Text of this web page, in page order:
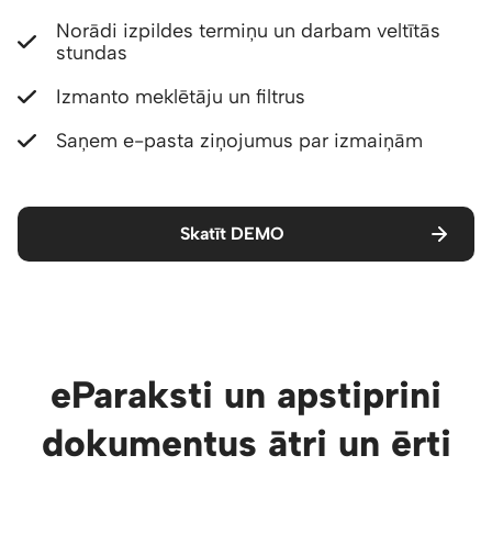
Norādi izpildes termiņu un darbam veltītās
stundas
Izmanto meklētāju un filtrus
Saņem e-pasta ziņojumus par izmaiņām
Skatīt DEMO
eParaksti un apstiprini
dokumentus ātri un ērti